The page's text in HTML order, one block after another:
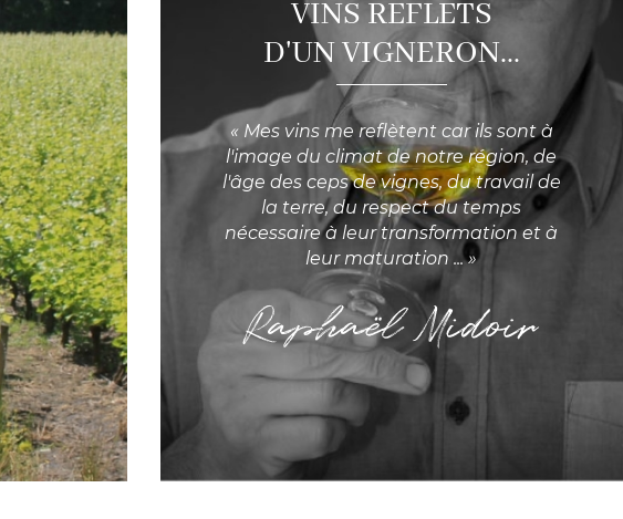
VINS REFLETS
D'UN VIGNERON...
« Mes vins me reflètent car ils sont à
l'image du climat de notre région, de
l'âge des ceps de vignes, du travail de
la terre, du respect du temps
nécessaire à leur transformation et à
leur maturation ... »